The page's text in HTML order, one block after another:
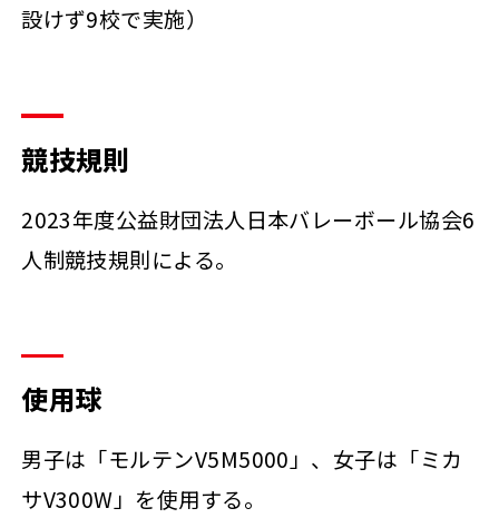
設けず9校で実施）
競技規則
2023年度公益財団法人日本バレーボール協会6
人制競技規則による。
使用球
男子は「モルテンV5M5000」、女子は「ミカ
サV300W」を使用する。